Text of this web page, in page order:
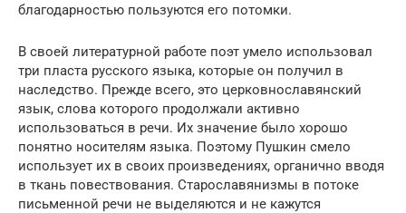
благодарностью пользуются его потомки.
В своей литературной работе поэт умело использовал
три пласта русского языка, которые он получил в
наследство. Прежде всего, это церковнославянский
язык, слова которого продолжали активно
использоваться в речи. Их значение было хорошо
понятно носителям языка. Поэтому Пушкин смело
использует их в своих произведениях, органично вводя
в ткань повествования. Старославянизмы в потоке
письменной речи не выделяются и не кажутся